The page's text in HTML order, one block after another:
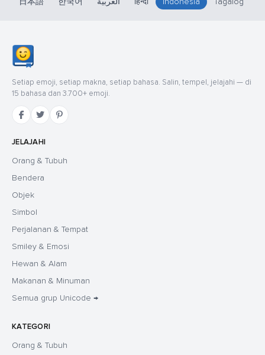
Setiap emoji, setiap makna, setiap bahasa. Salin, tempel, jelajahi — di
15 bahasa dan 3.700+ emoji.
JELAJAHI
Orang & Tubuh
Bendera
Objek
Simbol
Perjalanan & Tempat
Smiley & Emosi
Hewan & Alam
Makanan & Minuman
Semua grup Unicode →
KATEGORI
Orang & Tubuh